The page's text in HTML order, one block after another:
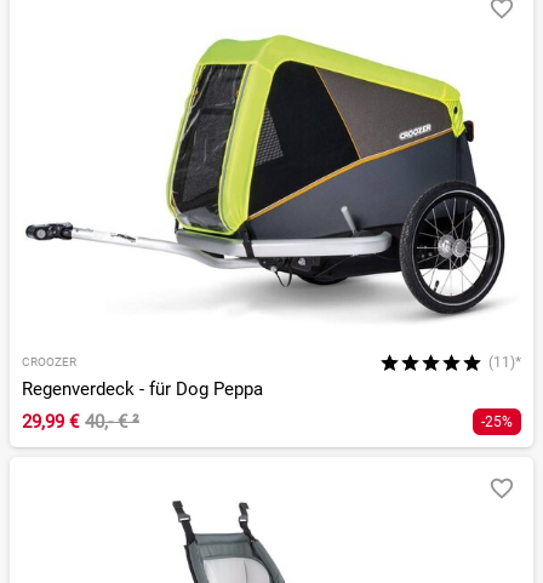
CROOZER (11)*
Regenverdeck - für Dog Peppa
29,99 € 40,- €² -25%